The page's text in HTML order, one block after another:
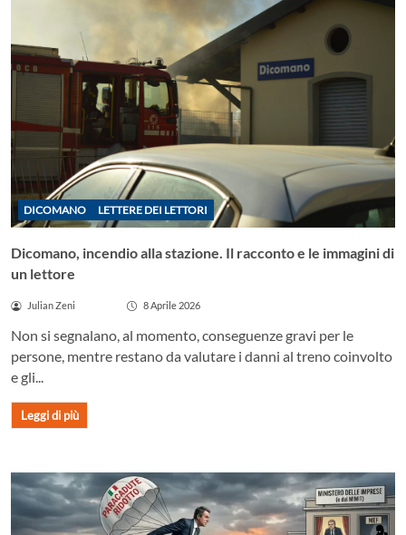
DICOMANO LETTERE DEI LETTORI
Dicomano, incendio alla stazione. Il racconto e le immagini di
un lettore
Julian Zeni 8 Aprile 2026
Non si segnalano, al momento, conseguenze gravi per le
persone, mentre restano da valutare i danni al treno coinvolto
e gli...
Leggi di più